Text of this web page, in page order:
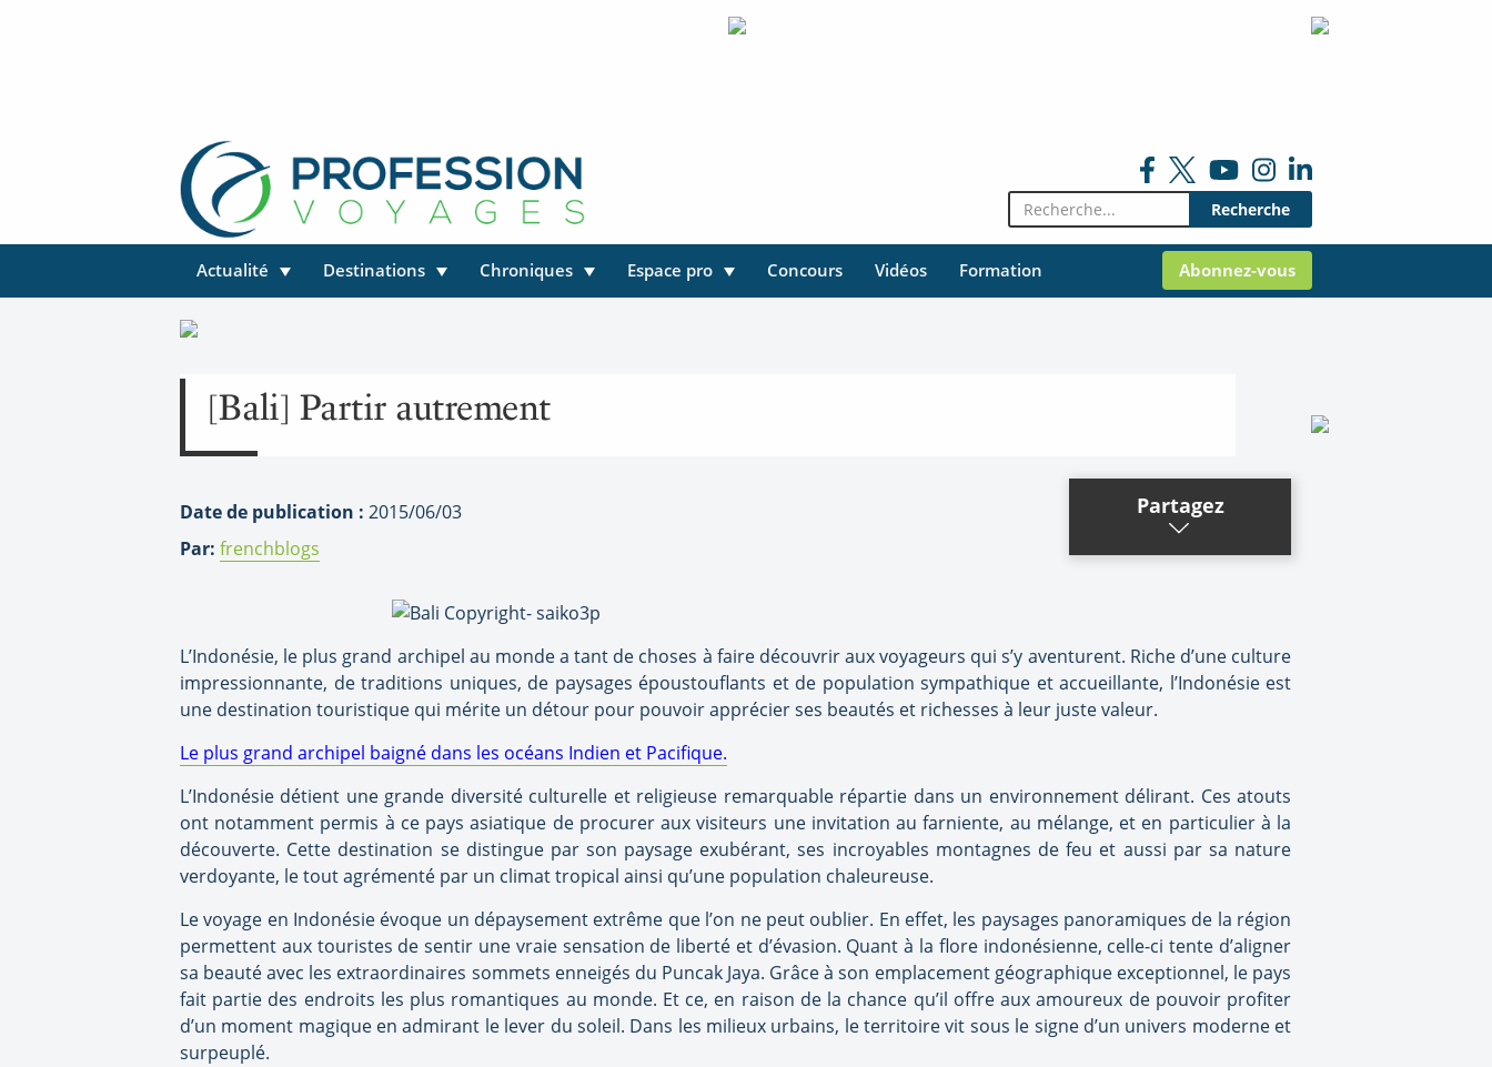
Rechercher:
Actualité Destinations Chroniques Espace pro Concours Vidéos Formation Abonnez-vous
[Bali] Partir autrement
Date de publication : 2015/06/03
Par: frenchblogs
Partagez
L’Indonésie, le plus grand archipel au monde a tant de choses à faire découvrir aux voyageurs qui s’y aventurent. Riche d’une culture
impressionnante, de traditions uniques, de paysages époustouflants et de population sympathique et accueillante, l’Indonésie est
une destination touristique qui mérite un détour pour pouvoir apprécier ses beautés et richesses à leur juste valeur.
Le plus grand archipel baigné dans les océans Indien et Pacifique.
L’Indonésie détient une grande diversité culturelle et religieuse remarquable répartie dans un environnement délirant. Ces atouts
ont notamment permis à ce pays asiatique de procurer aux visiteurs une invitation au farniente, au mélange, et en particulier à la
découverte. Cette destination se distingue par son paysage exubérant, ses incroyables montagnes de feu et aussi par sa nature
verdoyante, le tout agrémenté par un climat tropical ainsi qu’une population chaleureuse.
Le voyage en Indonésie évoque un dépaysement extrême que l’on ne peut oublier. En effet, les paysages panoramiques de la région
permettent aux touristes de sentir une vraie sensation de liberté et d’évasion. Quant à la flore indonésienne, celle-ci tente d’aligner
sa beauté avec les extraordinaires sommets enneigés du Puncak Jaya. Grâce à son emplacement géographique exceptionnel, le pays
fait partie des endroits les plus romantiques au monde. Et ce, en raison de la chance qu’il offre aux amoureux de pouvoir profiter
d’un moment magique en admirant le lever du soleil. Dans les milieux urbains, le territoire vit sous le signe d’un univers moderne et
surpeuplé.